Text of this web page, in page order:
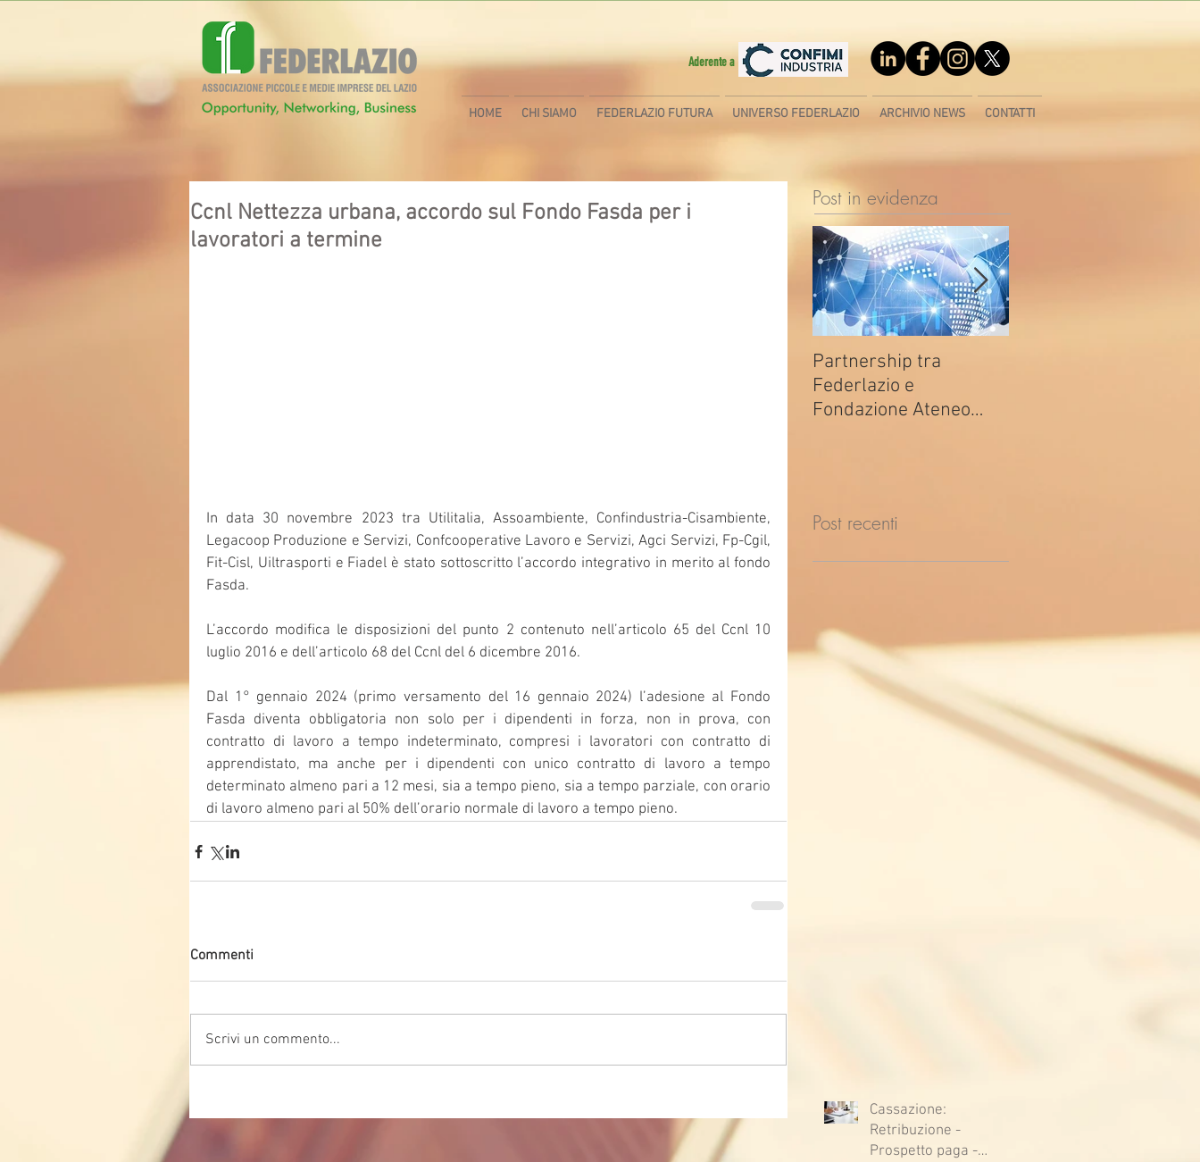
Aderente a
HOME CHI SIAMO FEDERLAZIO FUTURA UNIVERSO FEDERLAZIO ARCHIVIO NEWS CONTATTI
Ccnl Nettezza urbana, accordo sul Fondo Fasda per i
lavoratori a termine
In data 30 novembre 2023 tra Utilitalia, Assoambiente, Confindustria-Cisambiente,
Legacoop Produzione e Servizi, Confcooperative Lavoro e Servizi, Agci Servizi, Fp-Cgil,
Fit-Cisl, Uiltrasporti e Fiadel è stato sottoscritto l’accordo integrativo in merito al fondo
Fasda.
L’accordo modifica le disposizioni del punto 2 contenuto nell’articolo 65 del Ccnl 10
luglio 2016 e dell’articolo 68 del Ccnl del 6 dicembre 2016.
Dal 1° gennaio 2024 (primo versamento del 16 gennaio 2024) l’adesione al Fondo
Fasda diventa obbligatoria non solo per i dipendenti in forza, non in prova, con
contratto di lavoro a tempo indeterminato, compresi i lavoratori con contratto di
apprendistato, ma anche per i dipendenti con unico contratto di lavoro a tempo
determinato almeno pari a 12 mesi, sia a tempo pieno, sia a tempo parziale, con orario
di lavoro almeno pari al 50% dell’orario normale di lavoro a tempo pieno.
Commenti
Scrivi un commento...
Post in evidenza
Partnership tra
Federlazio e
Fondazione Ateneo
Post recenti
Cassazione:
Retribuzione -
Prospetto paga -